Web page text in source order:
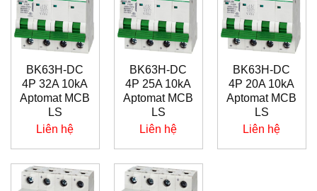
BK63H-DC
4P 32A 10kA
Aptomat MCB
LS
Liên hệ
BK63H-DC
4P 25A 10kA
Aptomat MCB
LS
Liên hệ
BK63H-DC
4P 20A 10kA
Aptomat MCB
LS
Liên hệ